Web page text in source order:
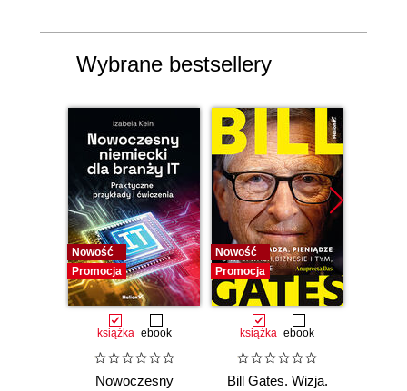
Wybrane bestsellery
Nowość
Promocja
książka ebook
Nowoczesny
Nowość
Promocja
książka ebook
Bill Gates. Wizja.